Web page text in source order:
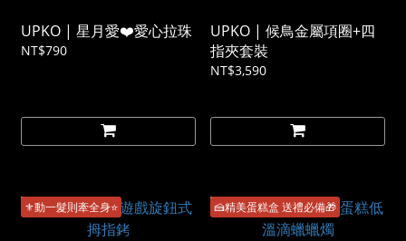
UPKO | 星月愛❤️愛心拉珠
NT$790
UPKO | 候鳥金屬項圈+四
指夾套裝
NT$3,590
⚜️動一髮則牽全身⭐️ 🍰精美蛋糕盒 送禮必備🎁